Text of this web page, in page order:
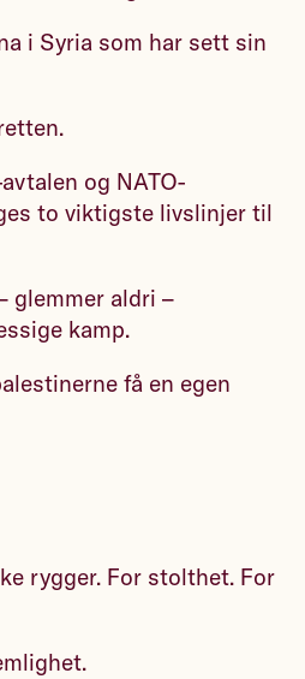
i Syria som har sett sin
og NATO-
to viktigste livslinjer til
glemmer aldri –
kamp.
få en egen
rygger. For stolthet. For